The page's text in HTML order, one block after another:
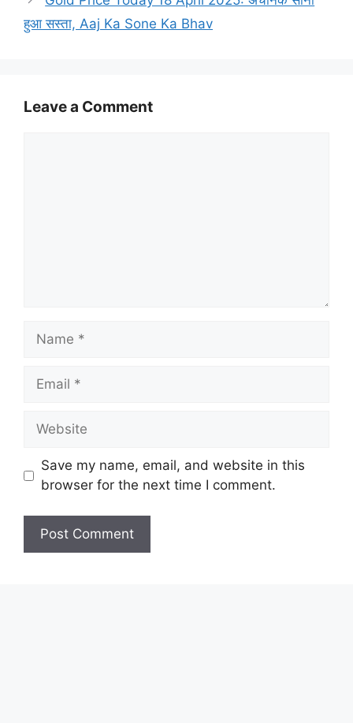
हुआ सस्ता, Aaj Ka Sone Ka Bhav
Leave a Comment
Save my name, email, and website in this
browser for the next time I comment.